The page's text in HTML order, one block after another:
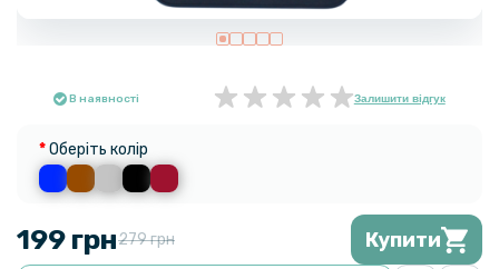
В наявності Залишити відгук
Оберіть колір
199 грн279 грн Купити